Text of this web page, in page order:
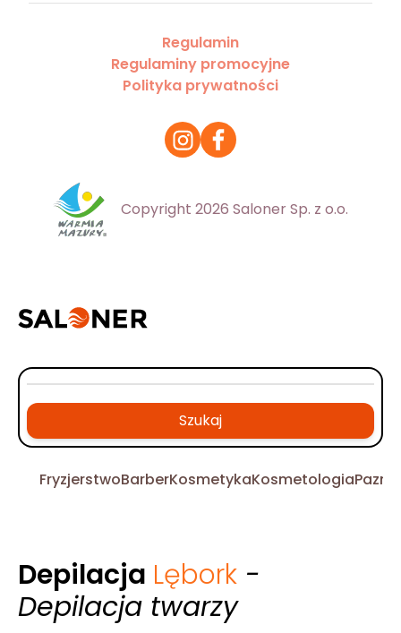
Regulamin
Regulaminy promocyjne
Polityka prywatności
Copyright 2026 Saloner Sp. z o.o.
Szukaj
FryzjerstwoBarberKosmetykaKosmetologia
Depilacja Lębork -
Depilacja twarzy